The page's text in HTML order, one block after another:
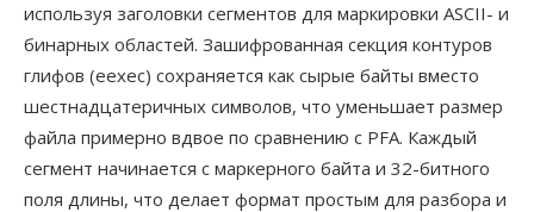
используя заголовки сегментов для маркировки ASCII- и
бинарных областей. Зашифрованная секция контуров
глифов (eexec) сохраняется как сырые байты вместо
шестнадцатеричных символов, что уменьшает размер
файла примерно вдвое по сравнению с PFA. Каждый
сегмент начинается с маркерного байта и 32-битного
поля длины, что делает формат простым для разбора и